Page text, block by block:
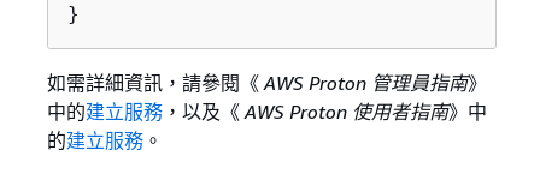
}
如需詳細資訊，請參閱《AWS Proton 管理員指南》
中的建立服務，以及《AWS Proton 使用者指南》中
的建立服務。